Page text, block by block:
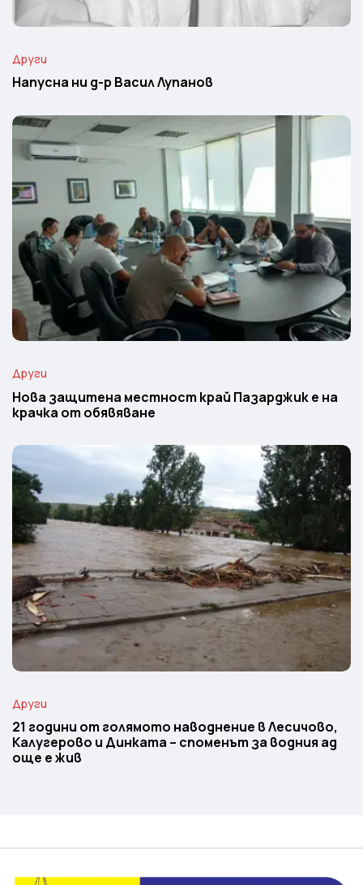
Други
Напусна ни д-р Васил Лупанов
Други
Нова защитена местност край Пазарджик е на
крачка от обявяване
Други
21 години от голямото наводнение в Лесичово,
Калугерово и Динката – споменът за водния ад
още е жив